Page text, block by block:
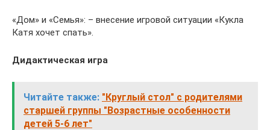
«Дом» и «Семья»: – внесение игровой ситуации «Кукла
Катя хочет спать».
Дидактическая игра
Читайте также: "Круглый стол" с родителями
старшей группы "Возрастные особенности
детей 5-6 лет"